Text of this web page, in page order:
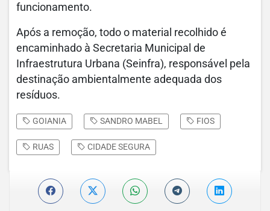
funcionamento.
Após a remoção, todo o material recolhido é
encaminhado à Secretaria Municipal de
Infraestrutura Urbana (Seinfra), responsável pela
destinação ambientalmente adequada dos
resíduos.
GOIANIA SANDRO MABEL FIOS
RUAS CIDADE SEGURA